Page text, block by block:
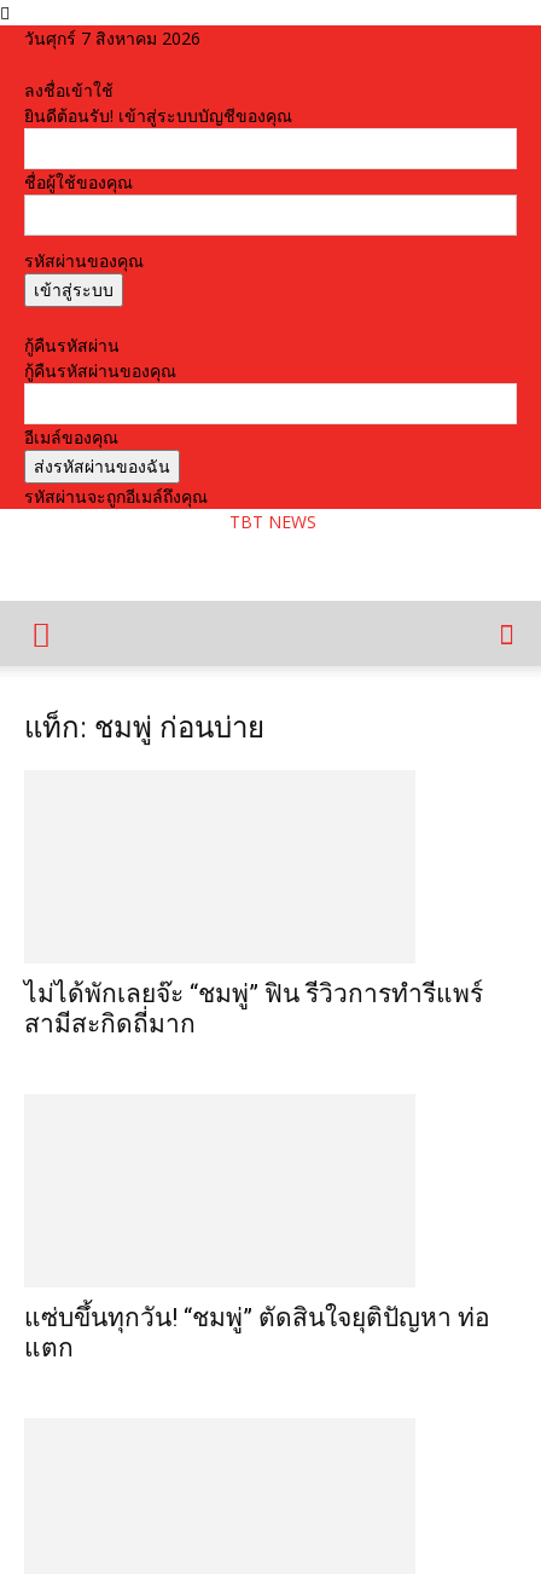
วันศุกร์ 7 สิงหาคม 2026
ลงชื่อเข้าใช้
ยินดีต้อนรับ! เข้าสู่ระบบบัญชีของคุณ
ชื่อผู้ใช้ของคุณ
รหัสผ่านของคุณ
กู้คืนรหัสผ่าน
กู้คืนรหัสผ่านของคุณ
อีเมล์ของคุณ
รหัสผ่านจะถูกอีเมล์ถึงคุณ
TBT NEWS
แท็ก: ชมพู่ ก่อนบ่าย
ไม่ได้พักเลยจ๊ะ “ชมพู่” ฟิน รีวิวการทำรีแพร์
สามีสะกิดถี่มาก
แซ่บขึ้นทุกวัน! “ชมพู่” ตัดสินใจยุติปัญหา ท่อ
แตก